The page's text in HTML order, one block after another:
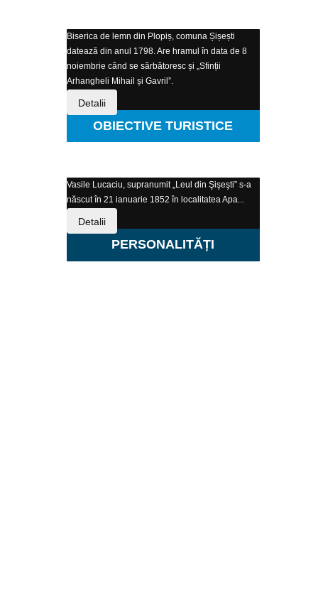
Biserica de lemn din Plopiș, comuna Șișești
datează din anul 1798. Are hramul în data de 8
noiembrie când se sărbătoresc și „Sfinții
Arhangheli Mihail și Gavril”.
Detalii
OBIECTIVE TURISTICE
Vasile Lucaciu, supranumit „Leul din Şişeşti” s-a
născut în 21 ianuarie 1852 în localitatea Apa...
Detalii
PERSONALITĂȚI